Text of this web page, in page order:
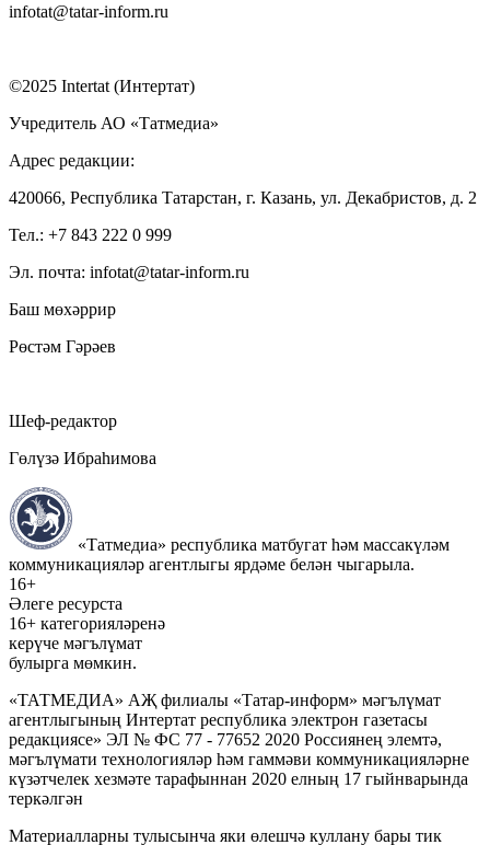
infotat@tatar-inform.ru
©2025 Intertat (Интертат)
Учредитель АО «Татмедиа»
Адрес редакции:
420066, Республика Татарстан, г. Казань, ул. Декабристов, д. 2
Тел.: +7 843 222 0 999
Эл. почта: infotat@tatar-inform.ru
Баш мөхәррир
Рөстәм Гәрәев
Шеф-редактор
Гөлүзә Ибраһимова
«Татмедиа» республика матбугат һәм массакүләм
коммуникацияләр агентлыгы ярдәме белән чыгарыла.
16+
Әлеге ресурста
16+ категорияләренә
керүче мәгълүмат
булырга мөмкин.
«ТАТМЕДИА» АҖ филиалы «Татар-информ» мәгълүмат
агентлыгының Интертат республика электрон газетасы
редакциясе» ЭЛ № ФС 77 - 77652 2020 Россиянең элемтә,
мәгълүмати технологияләр һәм гаммәви коммуникацияләрне
күзәтчелек хезмәте тарафыннан 2020 елның 17 гыйнварында
теркәлгән
Материалларны тулысынча яки өлешчә куллану бары тик